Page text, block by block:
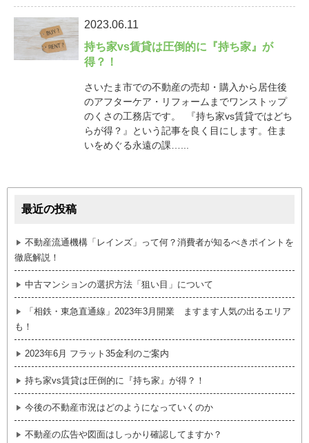
2023.06.11
持ち家vs賃貸は圧倒的に『持ち家』が
得？！
さいたま市での不動産の売却・購入から居住後
のアフターケア・リフォームまでワンストップ
のくさの工務店です。 『持ち家vs賃貸ではどち
らが得？』という記事を良く目にします。住ま
いをめぐる永遠の課…...
最近の投稿
不動産流通機構「レインズ」って何？消費者が知るべきポイントを
徹底解説！
中古マンションの選択方法「狙い目」について
「相鉄・東急直通線」2023年3月開業 ますます人気の出るエリア
も！
2023年6月 フラット35金利のご案内
持ち家vs賃貸は圧倒的に『持ち家』が得？！
今後の不動産市況はどのようになっていくのか
不動産の広告や図面はしっかり確認してますか？